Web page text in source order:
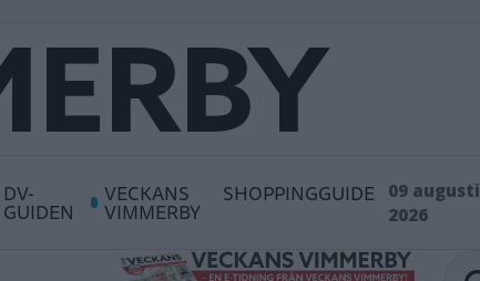
DV-
GUIDEN
VECKANS
VIMMERBY
SHOPPINGGUIDE
09 augusti
2026